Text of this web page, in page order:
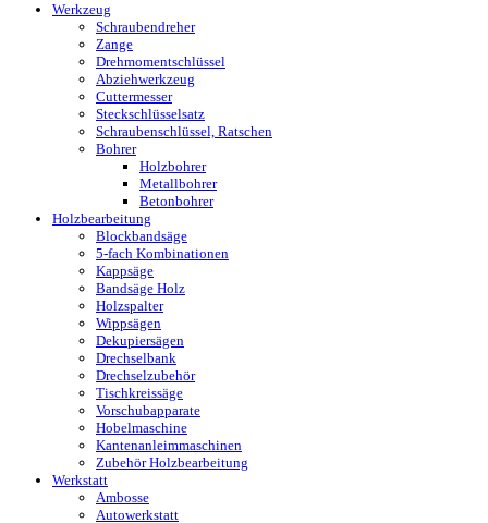
Werkzeug
Schraubendreher
Zange
Drehmomentschlüssel
Abziehwerkzeug
Cuttermesser
Steckschlüsselsatz
Schraubenschlüssel, Ratschen
Bohrer
Holzbohrer
Metallbohrer
Betonbohrer
Holzbearbeitung
Blockbandsäge
5-fach Kombinationen
Kappsäge
Bandsäge Holz
Holzspalter
Wippsägen
Dekupiersägen
Drechselbank
Drechselzubehör
Tischkreissäge
Vorschubapparate
Hobelmaschine
Kantenanleimmaschinen
Zubehör Holzbearbeitung
Werkstatt
Ambosse
Autowerkstatt